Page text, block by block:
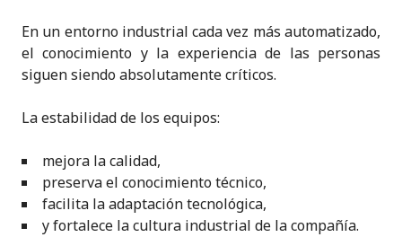
En un entorno industrial cada vez más automatizado,
el conocimiento y la experiencia de las personas
siguen siendo absolutamente críticos.
La estabilidad de los equipos:
mejora la calidad,
preserva el conocimiento técnico,
facilita la adaptación tecnológica,
y fortalece la cultura industrial de la compañía.